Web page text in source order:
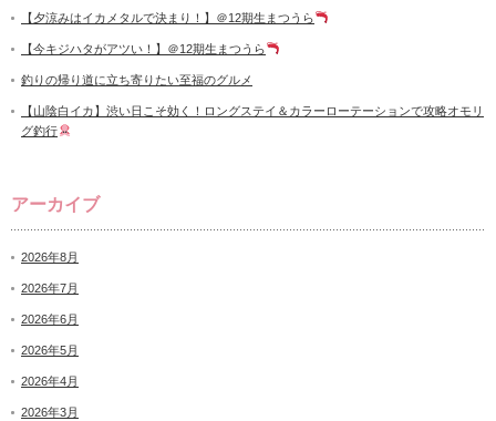
【夕涼みはイカメタルで決まり！】＠12期生まつうら
【今キジハタがアツい！】＠12期生まつうら
釣りの帰り道に立ち寄りたい至福のグルメ
【山陰白イカ】渋い日こそ効く！ロングステイ＆カラーローテーションで攻略オモリ
グ釣行
アーカイブ
2026年8月
2026年7月
2026年6月
2026年5月
2026年4月
2026年3月